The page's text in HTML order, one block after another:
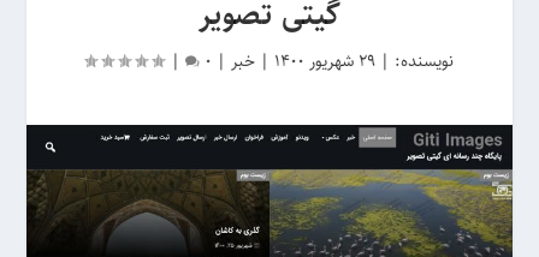
گیتی تصویر
نویسنده: |29 شهریور 1400 |خبر |
0
|